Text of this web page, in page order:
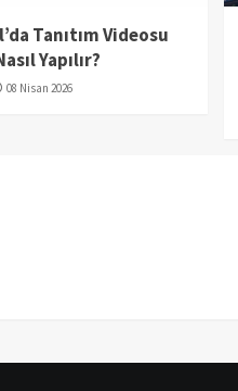
Tanıtım Videosu
Yapılır?
08 Nisan 2026